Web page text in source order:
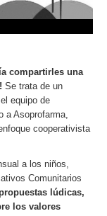
compartirles una
Se trata de un
equipo de
a Asoprofarma,
cooperativista
a los niños,
Comunitarios
lúdicas,
los valores